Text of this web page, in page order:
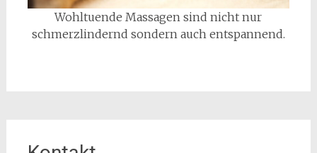
Wohltuende Massagen sind nicht nur
schmerzlindernd sondern auch entspannend.